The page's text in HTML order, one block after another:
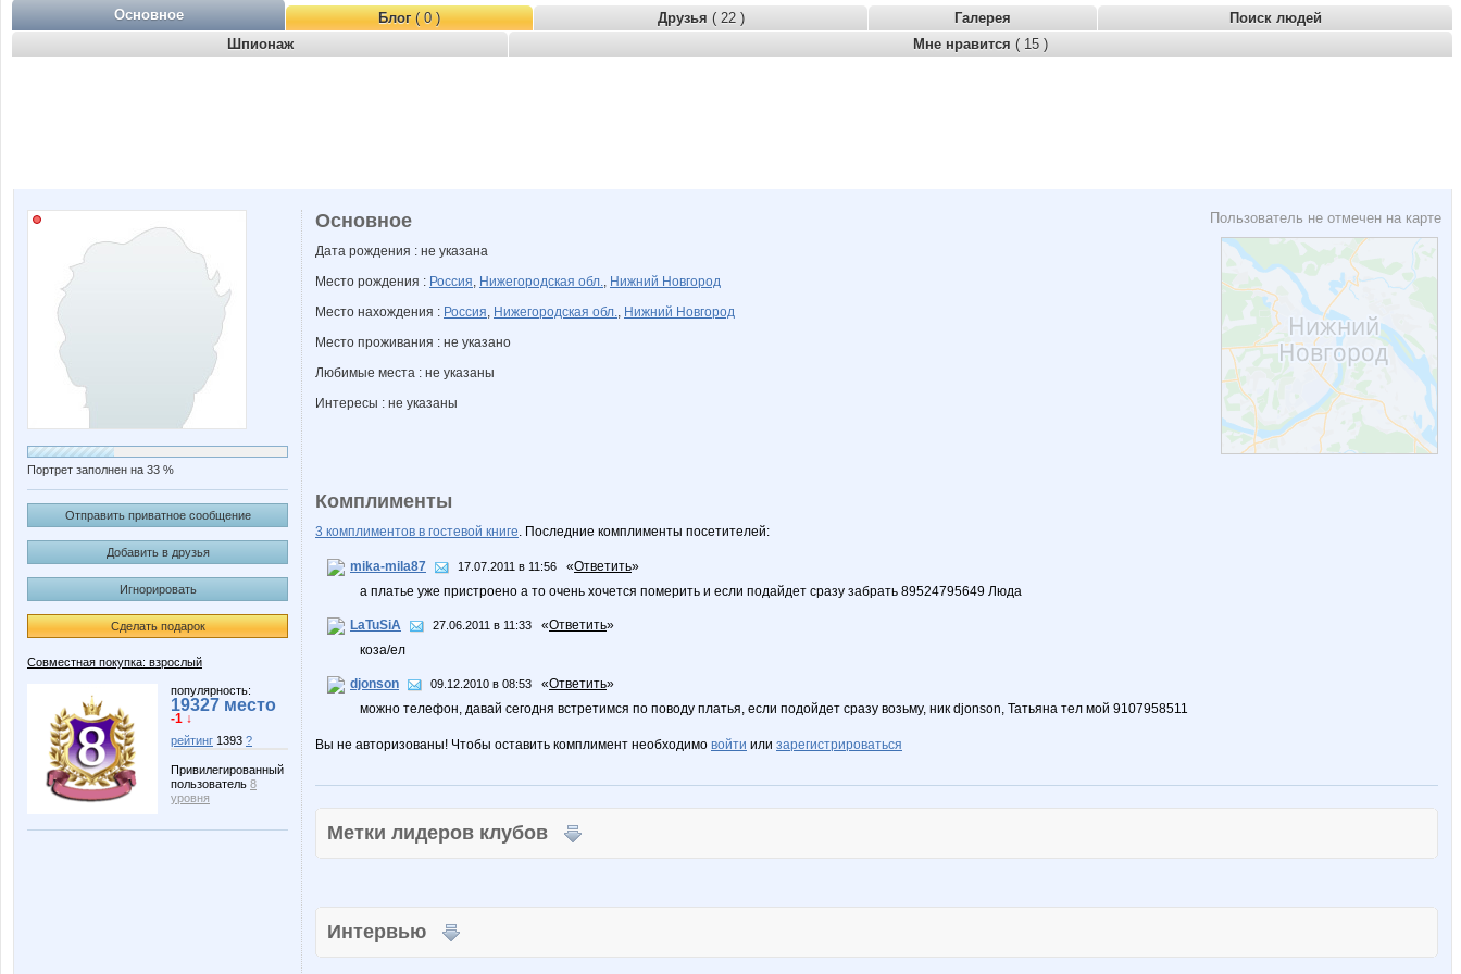
Основное Блог( 0 ) Друзья ( 22 ) Галерея
Поиск людей
Шпионаж
Мне нравится ( 15 )
Портрет заполнен на 33 %
Отправить приватное сообщение
Добавить в друзья
Игнорировать
Сделать подарок
Совместная покупка: взрослый
популярность:
19327 место
-1 ↓
рейтинг 1393 ?
Привилегированный
пользователь 8
уровня
Пользователь не отмечен на карте
Основное
Дата рождения : не указана
Место рождения : Россия, Нижегородская обл., Нижний Новгород
Место нахождения : Россия, Нижегородская обл., Нижний Новгород
Место проживания : не указано
Любимые места : не указаны
Интересы : не указаны
Комплименты
3 комплиментов в гостевой книге. Последние комплименты посетителей:
mika-mila87 17.07.2011 в 11:56 «Ответить»
а платье уже пристроено а то очень хочется померить и если подайдет сразу забрать 89524795649 Люда
LaTuSiA 27.06.2011 в 11:33 «Ответить»
коза/ел
djonson 09.12.2010 в 08:53 «Ответить»
можно телефон, давай сегодня встретимся по поводу платья, если подойдет сразу возьму, ник djonson, Татьяна тел мой 9107958511
Вы не авторизованы! Чтобы оставить комплимент необходимо войти или зарегистрироваться
Метки лидеров клубов
Интервью